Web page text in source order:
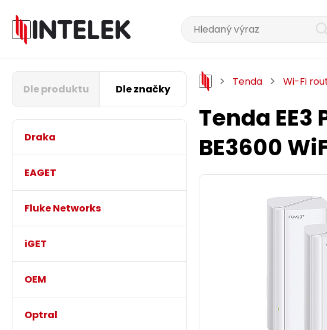
Dle produktu Dle značky
Draka
EAGET
Fluke Networks
iGET
OEM
Optral
Tenda Wi-Fi
Tenda
BE3600